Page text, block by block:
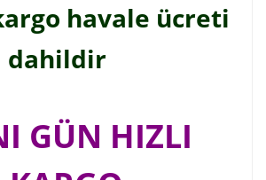
havale ücreti
dahildir
GÜN HIZLI